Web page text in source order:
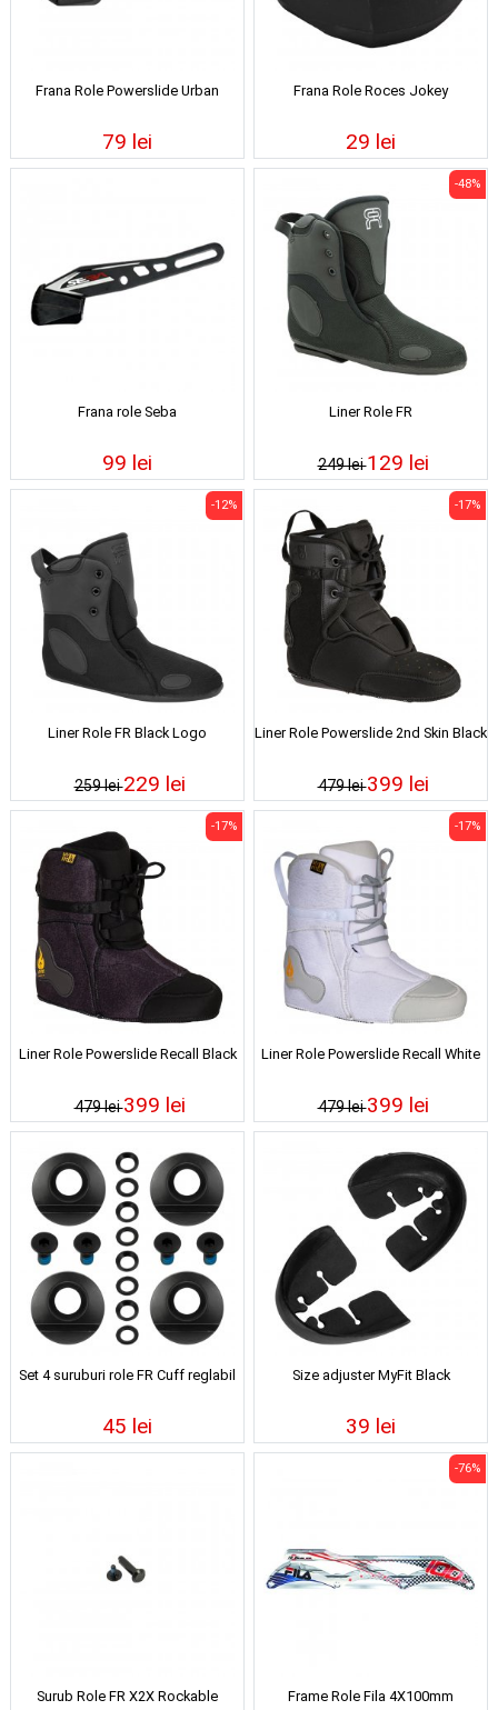
Frana Role Powerslide Urban
79 lei
Frana Role Roces Jokey
29 lei
Frana role Seba
99 lei
Liner Role FR
249 lei
-48%
129 lei
Liner Role FR Black Logo
259 lei
-12%
229 lei
Liner Role Powerslide 2nd Skin Black
479 lei
-17%
399 lei
Liner Role Powerslide Recall Black
479 lei
-17%
399 lei
Liner Role Powerslide Recall White
479 lei
-17%
399 lei
Set 4 suruburi role FR Cuff reglabil
45 lei
Size adjuster MyFit Black
39 lei
Surub Role FR X2X Rockable Frame Role Fila 4X100mm
-76%